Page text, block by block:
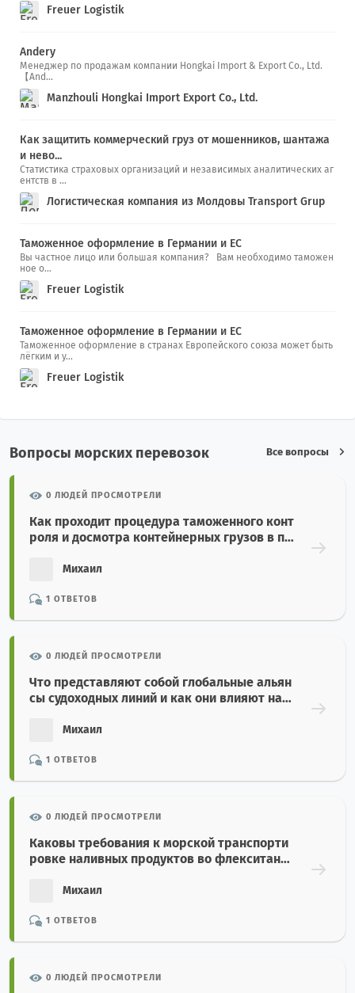
Freuer Logistik
Andery
Менеджер по продажам компании Hongkai Import & Export Co., Ltd.
【And...
Manzhouli Hongkai Import Export Co., Ltd.
Как защитить коммерческий груз от мошенников, шантажа
и нево...
Статистика страховых организаций и независимых аналитических аг
ентств в ...
Логистическая компания из Молдовы Transport Grup
Таможенное оформление в Германии и ЕС
Вы частное лицо или большая компания? Вам необходимо таможен
ное о...
Freuer Logistik
Таможенное оформление в Германии и ЕС
Таможенное оформление в странах Европейского союза может быть
лёгким и у...
Freuer Logistik
Вопросы морских перевозок Все вопросы
0 ЛЮДЕЙ ПРОСМОТРЕЛИ
Как проходит процедура таможенного конт
роля и досмотра контейнерных грузов в по
Михаил
1 ОТВЕТОВ
0 ЛЮДЕЙ ПРОСМОТРЕЛИ
Что представляют собой глобальные альян
сы судоходных линий и как они влияют на с
Михаил
1 ОТВЕТОВ
0 ЛЮДЕЙ ПРОСМОТРЕЛИ
Каковы требования к морской транспорти
ровке наливных продуктов во флекситанк
Михаил
1 ОТВЕТОВ
0 ЛЮДЕЙ ПРОСМОТРЕЛИ